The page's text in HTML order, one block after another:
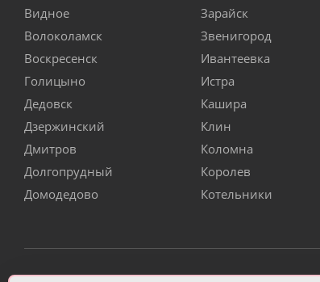
Видное
Волоколамск
Воскресенск
Голицыно
Дедовск
Дзержинский
Дмитров
Долгопрудный
Домодедово
Зарайск
Звенигород
Ивантеевка
Истра
Кашира
Клин
Коломна
Королев
Котельники